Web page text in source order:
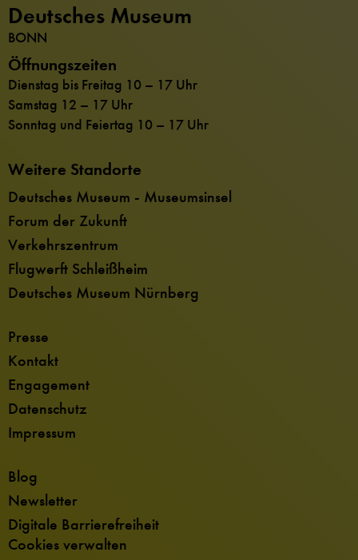
Deutsches Museum
BONN
Öffnungszeiten
Dienstag bis Freitag 10 – 17 Uhr
Samstag 12 – 17 Uhr
Sonntag und Feiertag 10 – 17 Uhr
Weitere Standorte
Deutsches Museum - Museumsinsel
Forum der Zukunft
Verkehrszentrum
Flugwerft Schleißheim
Deutsches Museum Nürnberg
Presse
Kontakt
Engagement
Datenschutz
Impressum
Blog
Newsletter
Digitale Barrierefreiheit
Cookies verwalten